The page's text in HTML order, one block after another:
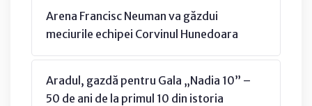
Arena Francisc Neuman va găzdui
meciurile echipei Corvinul Hunedoara
Aradul, gazdă pentru Gala „Nadia 10” –
50 de ani de la primul 10 din istoria